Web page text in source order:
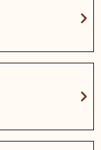
chevron_right
chevron_right